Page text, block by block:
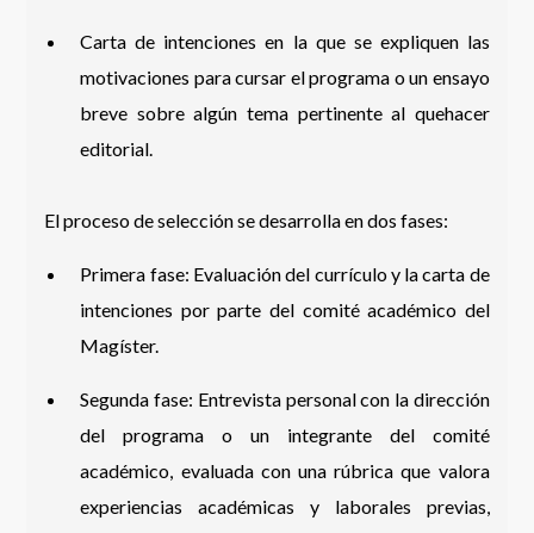
Carta de intenciones en la que se expliquen las
motivaciones para cursar el programa o un ensayo
breve sobre algún tema pertinente al quehacer
editorial.
El proceso de selección se desarrolla en dos fases:
Primera fase: Evaluación del currículo y la carta de
intenciones por parte del comité académico del
Magíster.
Segunda fase: Entrevista personal con la dirección
del programa o un integrante del comité
académico, evaluada con una rúbrica que valora
experiencias académicas y laborales previas,